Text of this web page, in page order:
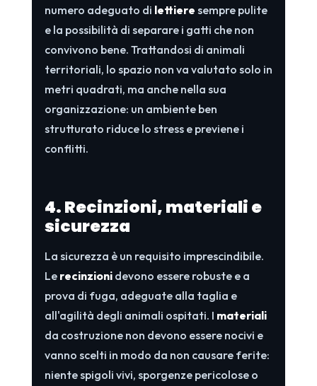
numero adeguato di lettiere sempre pulite
e la possibilità di separare i gatti che non
convivono bene. Trattandosi di animali
territoriali, lo spazio non va valutato solo in
metri quadrati, ma anche nella sua
organizzazione: un ambiente ben
strutturato riduce lo stress e previene i
conflitti.
4. Recinzioni, materiali e
sicurezza
La sicurezza è un requisito imprescindibile.
Le recinzionidevono essere robuste e a
prova di fuga, adeguate alla taglia e
all'agilità degli animali ospitati. I materiali
da costruzione non devono essere nocivi e
vanno scelti in modo da non causare ferite:
niente spigoli vivi, sporgenze pericolose o